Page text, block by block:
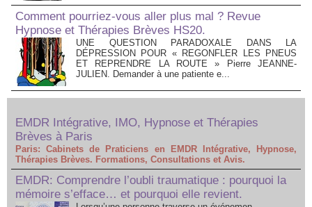
Comment pourriez-vous aller plus mal ? Revue
Hypnose et Thérapies Brèves HS20.
UNE QUESTION PARADOXALE DANS LA
DÉPRESSION POUR « REGONFLER LES PNEUS
ET REPRENDRE LA ROUTE » Pierre JEANNE-
JULIEN. Demander à une patiente e...
EMDR Intégrative, IMO, Hypnose et Thérapies
Brèves à Paris
Paris: Cabinets de Praticiens en EMDR Intégrative, Hypnose,
Thérapies Brèves. Formations, Consultations et Avis.
EMDR: Comprendre l’oubli traumatique : pourquoi la
mémoire s’efface… et pourquoi elle revient.